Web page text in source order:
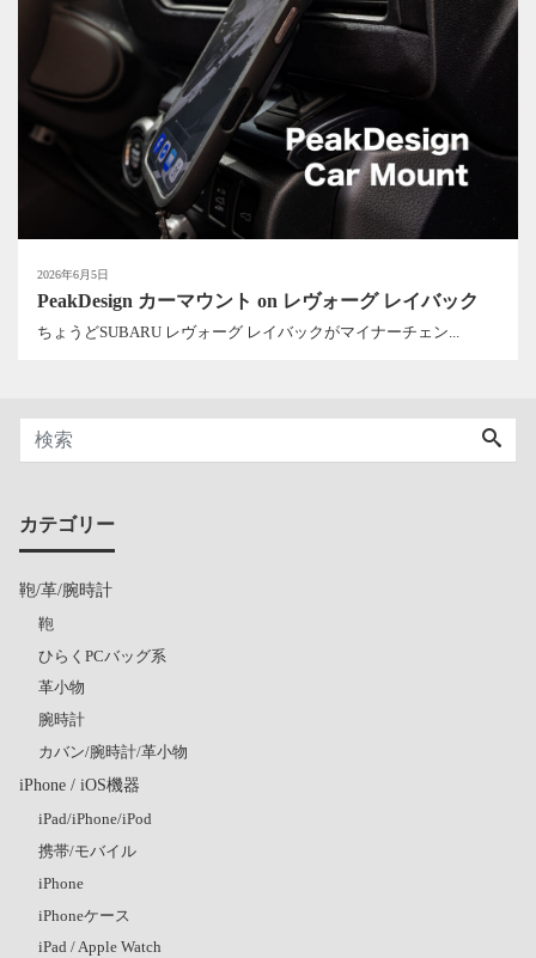
2026年6月5日
PeakDesign カーマウント on レヴォーグ レイバック
ちょうどSUBARU レヴォーグ レイバックがマイナーチェン...
カテゴリー
鞄/革/腕時計
鞄
ひらくPCバッグ系
革小物
腕時計
カバン/腕時計/革小物
iPhone / iOS機器
iPad/iPhone/iPod
携帯/モバイル
iPhone
iPhoneケース
iPad / Apple Watch